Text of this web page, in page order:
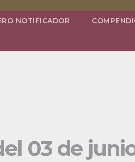
NOTIFICADOR
03 de